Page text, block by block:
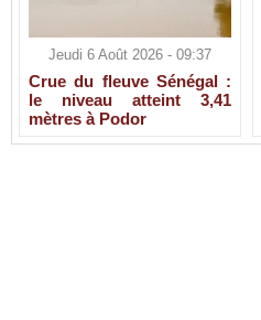
Jeudi 6 Août 2026 - 09:37
Crue du fleuve Sénégal :
le niveau atteint 3,41
mètres à Podor